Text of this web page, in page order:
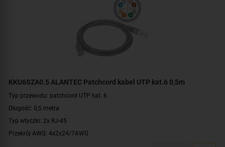
KKU6SZA0.5 ALANTEC Patchcord kabel UTP kat.6 0,5m
Typ przewodu: patchcord UTP kat. 6
Długość: 0,5 metra
Typ wtyczki: 2x RJ-45
Przekrój AWG: 4x2x24/7AWG